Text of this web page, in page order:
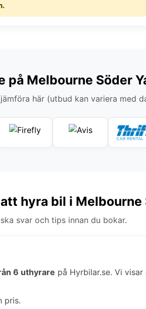
på Melbourne Söder
här (utbud kan variera med
hyra bil i Melbourne
svar och tips innan du bokar.
6 uthyrare på Hyrbilar.se. Vi
pris.